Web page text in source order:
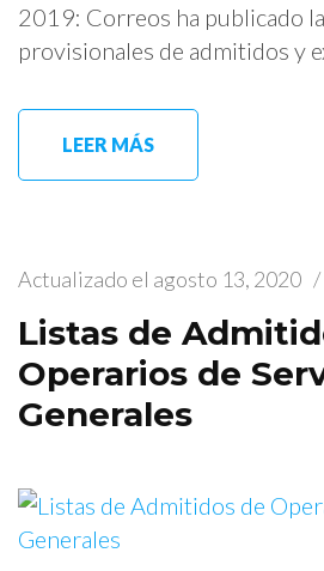
2019: Correos ha publicado
provisionales de admitidos y
LEER MÁS
Actualizado el agosto 13, 2020 /
Listas de
Operarios de
Generales